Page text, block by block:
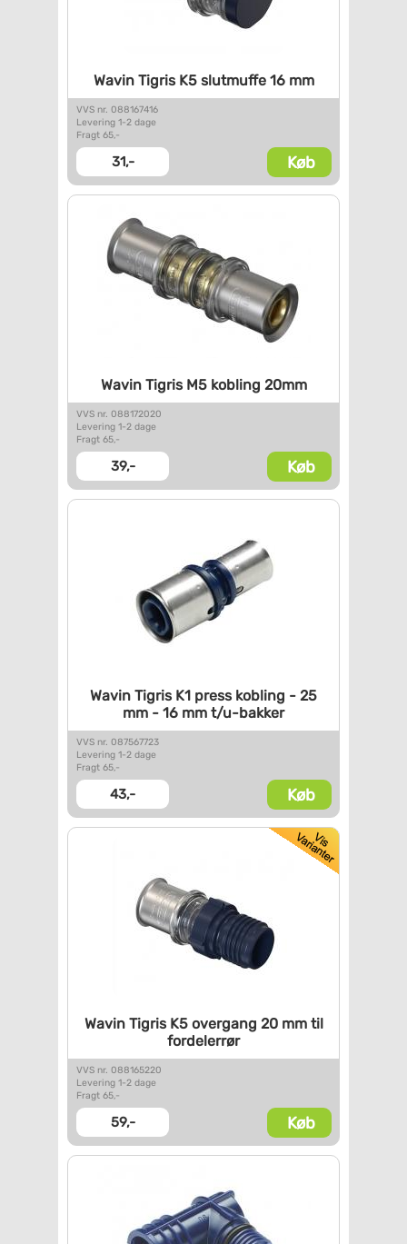
Wavin Tigris K5 slutmuffe 16mm
VVS nr. 088167416
Levering 1-2 dage
Fragt 65,-
31,- Køb
Wavin Tigris M5 kobling 20mm
VVS nr. 088172020
Levering 1-2 dage
Fragt 65,-
39,- Køb
Wavin Tigris K1 press kobling - 25
mm - 16 mm t/u-bakker
VVS nr. 087567723
Levering 1-2 dage
Fragt 65,-
43,- Køb
Wavin Tigris K5 overgang 20 mmtil
fordelerrør
VVS nr. 088165220
Levering 1-2 dage
Fragt 65,-
59,- Køb